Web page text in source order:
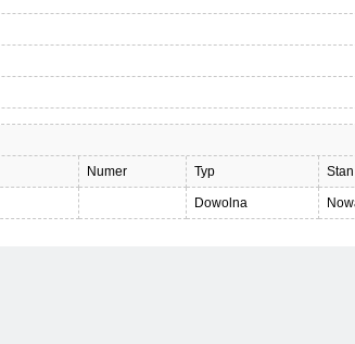
Numer Typ Stan
Dowolna